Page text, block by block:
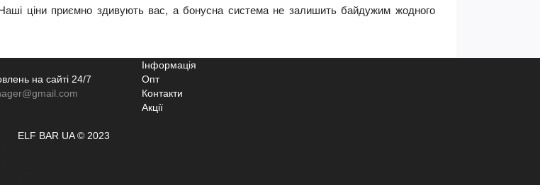
Наші ціни приємно здивують вас, а бонусна система не залишить байдужим жодного
на сайті 24/7
Інформація
Опт
Контакти
Акції
ELF BAR UA © 2023